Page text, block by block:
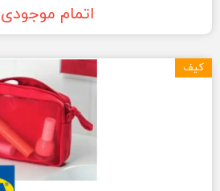
اتمام موجودی
کیف